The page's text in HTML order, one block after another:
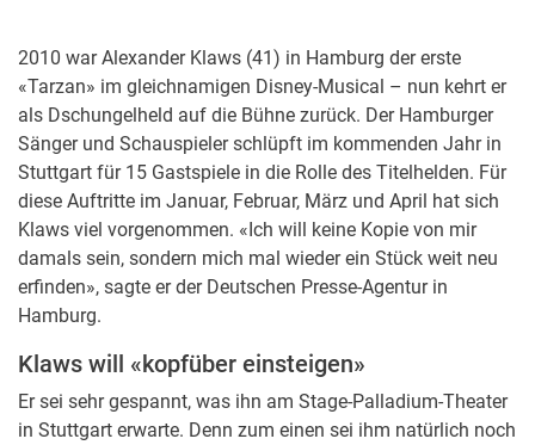
2010 war Alexander Klaws (41) in Hamburg der erste
«Tarzan» im gleichnamigen Disney-Musical – nun kehrt er
als Dschungelheld auf die Bühne zurück. Der Hamburger
Sänger und Schauspieler schlüpft im kommenden Jahr in
Stuttgart für 15 Gastspiele in die Rolle des Titelhelden. Für
diese Auftritte im Januar, Februar, März und April hat sich
Klaws viel vorgenommen. «Ich will keine Kopie von mir
damals sein, sondern mich mal wieder ein Stück weit neu
erfinden», sagte er der Deutschen Presse-Agentur in
Hamburg.
Klaws will «kopfüber einsteigen»
Er sei sehr gespannt, was ihn am Stage-Palladium-Theater
in Stuttgart erwarte. Denn zum einen sei ihm natürlich noch